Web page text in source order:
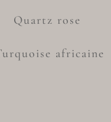
Quartz rose
africaine